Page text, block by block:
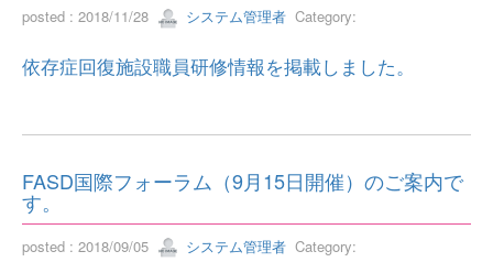
posted : 2018/11/28 システム管理者 Category:
依存症回復施設職員研修情報を掲載しました。
FASD国際フォーラム（9月15日開催）のご案内で
す。
posted : 2018/09/05 システム管理者 Category: